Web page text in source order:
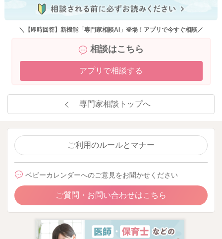
＼【即時回答】新機能「専門家相談AI」登場！アプリで今すぐ相談／
相談はこちら
アプリで相談する
専門家相談トップへ
ご利用のルールとマナー
ベビーカレンダーへのご意見をお聞かせください
ご質問・お問い合わせはこちら